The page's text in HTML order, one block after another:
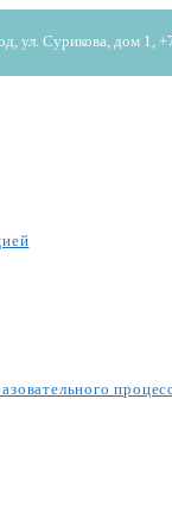
Сурикова, дом 1,